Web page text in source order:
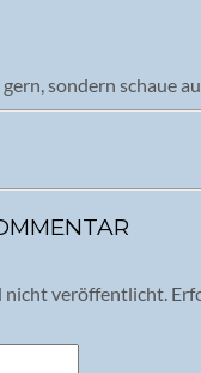
sondern schaue
nicht veröffentlicht.